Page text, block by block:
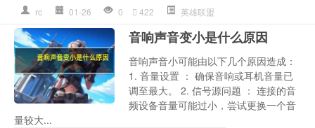
rc 01-26 0 422 英雄联盟
音响声音变小是什么原因
音响声音小可能由以下几个原因造成：
1. 音量设置 ： 确保音响或耳机音量已
调至最大。 2. 信号源问题 ： 连接的音
频设备音量可能过小，尝试更换一个音
量较大...